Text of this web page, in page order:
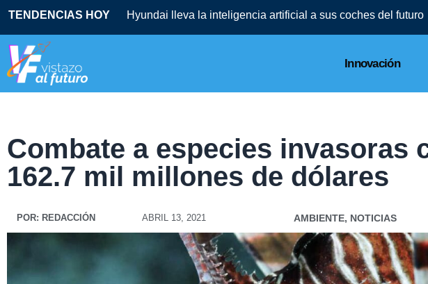
TENDENCIAS HOY Hyundai lleva la inteligencia artificial a sus coches del futuro
Innovación
Combate a especies invasoras
162.7 mil millones de dólares
POR: REDACCIÓN ABRIL 13, 2021 AMBIENTE, NOTICIAS